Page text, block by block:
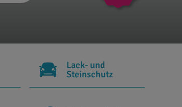
Lack- und
Steinschutz